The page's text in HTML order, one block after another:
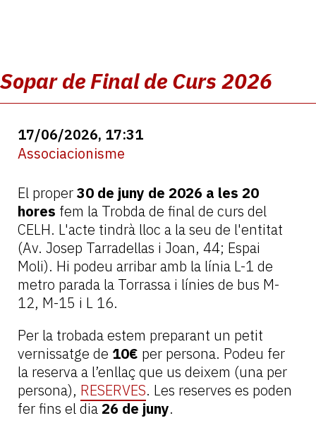
Sopar de Final de Curs 2026
17/06/2026, 17:31
Associacionisme
El proper30 de juny de 2026 a les 20
hores fem la Trobda de final de curs del
CELH. L'acte tindrà lloc a la seu de l'entitat
(Av. Josep Tarradellas i Joan, 44; Espai
Moli). Hi podeu arribar amb la línia L-1 de
metro parada la Torrassa i línies de bus M-
12, M-15 i L 16.
Per la trobada estem preparant un petit
vernissatge de 10€ per persona. Podeu fer
la reserva a l’enllaç que us deixem (una per
persona), RESERVES. Les reserves es poden
fer fins el dia 26 de juny.